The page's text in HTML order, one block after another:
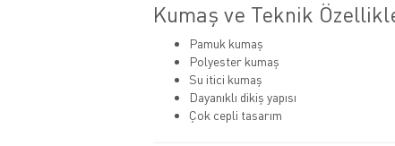
Kumaş ve Teknik
Pamuk kumaş
Polyester kumaş
Su itici kumaş
Dayanıklı dikiş yapısı
Çok cepli tasarım